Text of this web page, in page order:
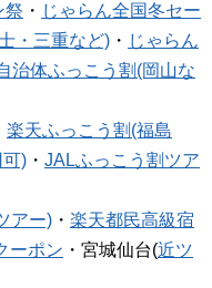
祭 ・ じゃらん全国冬セー
・三重など) ・ じゃらん
治体ふっこう割(岡山な
楽天ふっこう割(福島
可) ・ JALふっこう割ツア
アー) ・ 楽天都民高級宿
ーポン ・宮城仙台(近ツ